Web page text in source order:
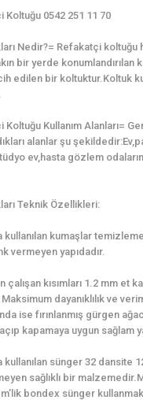
Koltuğu 0542 251 11 70
Nedir?= Refakatçi koltuğu
bir yerde
edilen bir koltuktur.Koltuk
Koltuğu Kullanım Alanları=
alanlar şu
ev,hasta gözlem
Teknik Özellikleri:
kullanılan kumaşlar
vermeyen yapıdadır.
kısımları 1.2 mm et
Maksimum dayanıklılık ve
ise fırınlanmış gürgen
kapamaya uygun sağlam
sünger 32 dansite
sağlıklı bir
bondex sünger